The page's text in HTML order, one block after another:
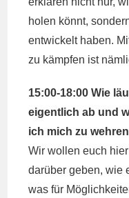
holen könnt,
entwickelt haben.
zu kämpfen ist
15:00-18:00 Wie
eigentlich ab und
ich mich zu
Wir wollen euch
darüber geben, wie
was für